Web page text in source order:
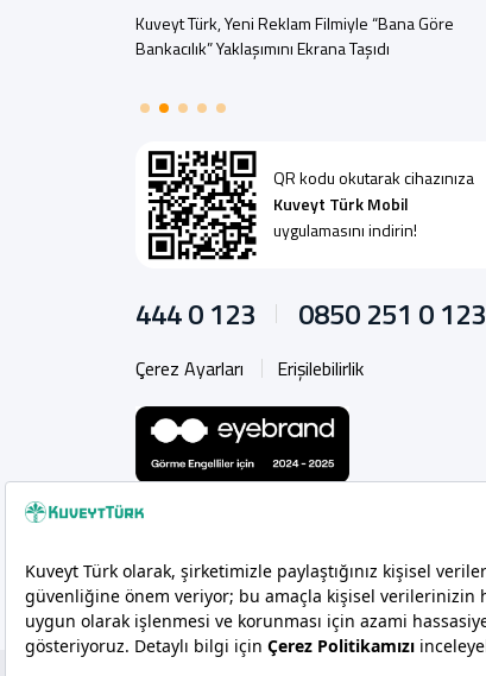
QR kodu okutarak cihazınıza
Kuveyt Türk Mobil
uygulamasını indirin!
Kuveyt Türk, Yeni Reklam Filmiyle “Bana Göre
Bankacılık” Yaklaşımını Ekrana Taşıdı
444 0 123 0850 251 0 123
Çerez Ayarları Erişilebilirlik